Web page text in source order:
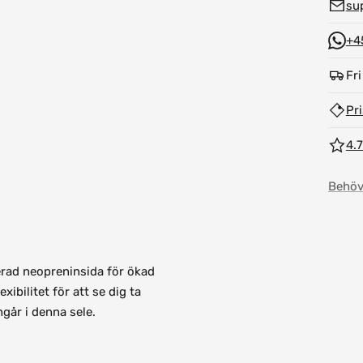
neopreninsida för ökad
för att se dig ta
i denna sele.